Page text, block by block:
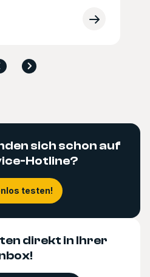
sich schon auf
Hotline?
testen!
direkt in Ihrer